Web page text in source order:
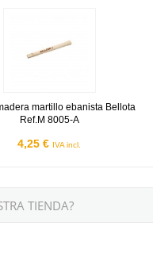
martillo ebanista Bellota
Ref.M 8005-A
4,25 € IVA incl.
TIENDA?